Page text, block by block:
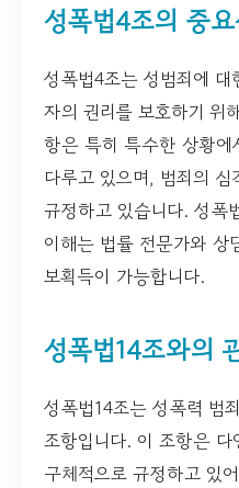
성폭법4조의 중
성폭법4조는 성범죄에
자의 권리를 보호하기 위
항은 특히 특수한 상황
다루고 있으며, 범죄의
규정하고 있습니다. 성폭
이해는 법률 전문가와 상
보획득이 가능합니다.
성폭법14조와의
성폭법14조는 성폭력 범
조항입니다. 이 조항은
구체적으로 규정하고 있